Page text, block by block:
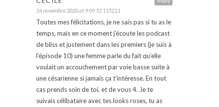
14 novembre 2020 at 9 09 52 115211
Toutes mes félicitations, je ne sais pas si tu as le
temps, mais en ce moment j’écoute les podcast
de bliss et justement dans les premiers (je suis à
l’épisode 10) une femme parle du fait qu’elle
voulait un accouchement par voie basse suite à
une césarienne si jamais ça t’intéresse. En tout
cas prends soin de toi, et de vous 4. Je te
suivais célibataire avec tes looks roses, tu as